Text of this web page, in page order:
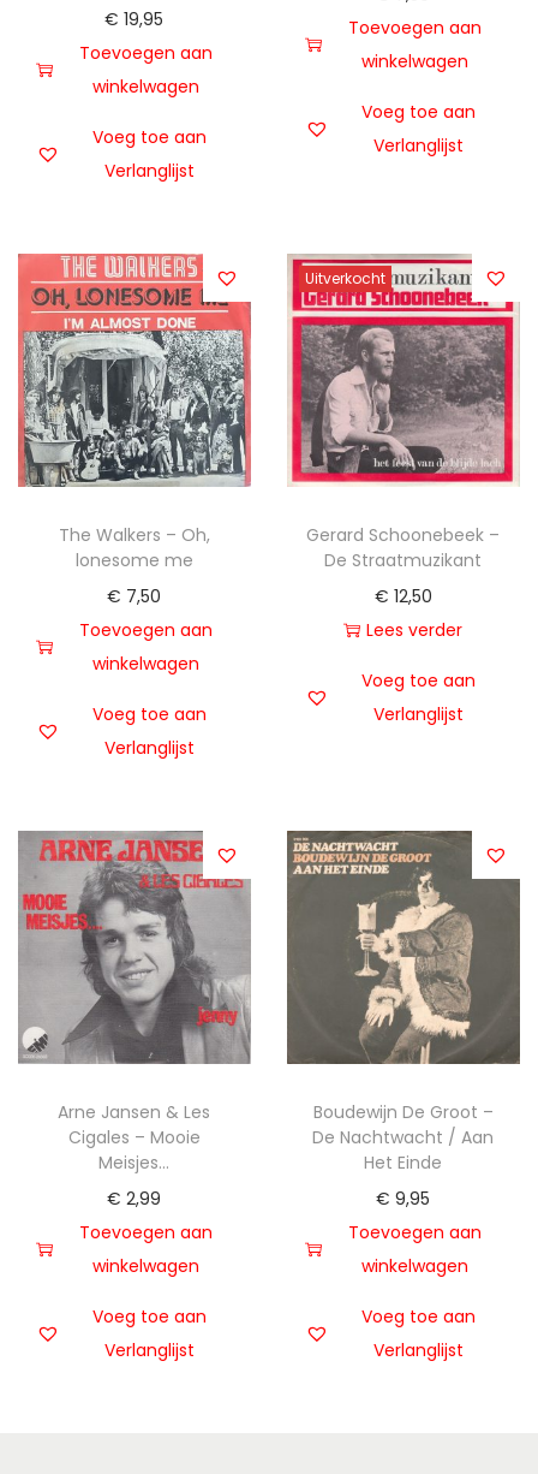
€ 19,95
Toevoegen aan
winkelwagen
Voeg toe aan
Verlanglijst
Toevoegen aan
winkelwagen
Voeg toe aan
Verlanglijst
The Walkers – Oh,
lonesome me
€ 7,50
Toevoegen aan
winkelwagen
Voeg toe aan
Verlanglijst
Uitverkocht
Gerard Schoonebeek –
De Straatmuzikant
€ 12,50
Lees verder
Voeg toe aan
Verlanglijst
Arne Jansen & Les
Cigales – Mooie
Meisjes…
€ 2,99
Toevoegen aan
winkelwagen
Voeg toe aan
Verlanglijst
Boudewijn De Groot –
De Nachtwacht / Aan
Het Einde
€ 9,95
Toevoegen aan
winkelwagen
Voeg toe aan
Verlanglijst